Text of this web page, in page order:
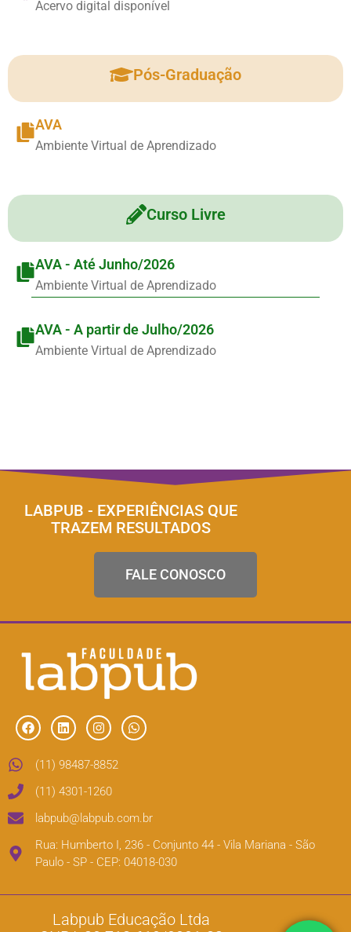
Acervo digital disponível
Pós-Graduação
AVA
Ambiente Virtual de Aprendizado
Curso Livre
AVA - Até Junho/2026
Ambiente Virtual de Aprendizado
AVA - A partir de Julho/2026
Ambiente Virtual de Aprendizado
LABPUB - EXPERIÊNCIAS QUE
TRAZEM RESULTADOS
FALE CONOSCO
(11) 98487-8852
(11) 4301-1260
labpub@labpub.com.br
Rua: Humberto I, 236 - Conjunto 44 - Vila Mariana - São
Paulo - SP - CEP: 04018-030
Labpub Educação Ltda